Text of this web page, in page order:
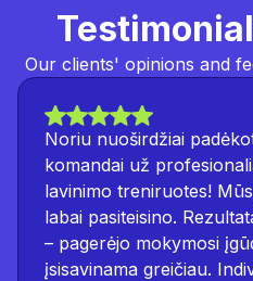
Our clients' opinions and
Noriu nuoširdžiai
komandai už
lavinimo treniruotes!
labai pasiteisino.
– pagerėjo mokymosi
įsisavinama greičiau.